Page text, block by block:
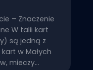
– Znaczenie
W talii kart
są jedną z
w Małych
mieczy…